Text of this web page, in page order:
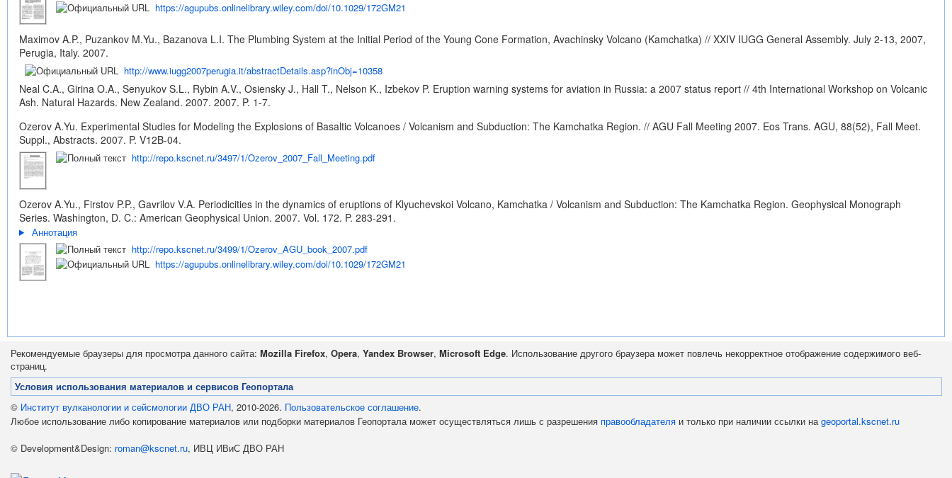
https://agupubs.onlinelibrary.wiley.com/doi/10.1029/172GM21
Maximov A.P., Puzankov M.Yu., Bazanova L.I. The Plumbing System at the Initial Period of the Young Cone Formation, Avachinsky Volcano (Kamchatka) // XXIV IUGG General Assembly. July 2-13, 2007,
Perugia, Italy. 2007.
http://www.iugg2007perugia.it/abstractDetails.asp?inObj=10358
Neal C.A., Girina O.A., Senyukov S.L., Rybin A.V., Osiensky J., Hall T., Nelson K., Izbekov P. Eruption warning systems for aviation in Russia: a 2007 status report // 4th International Workshop on Volcanic
Ash. Natural Hazards. New Zealand. 2007. 2007. P. 1-7.
Ozerov A.Yu. Experimental Studies for Modeling the Explosions of Basaltic Volcanoes / Volcanism and Subduction: The Kamchatka Region. // AGU Fall Meeting 2007. Eos Trans. AGU, 88(52), Fall Meet.
Suppl., Abstracts. 2007. P. V12B-04.
http://repo.kscnet.ru/3497/1/Ozerov_2007_Fall_Meeting.pdf
Ozerov A.Yu., Firstov P.P., Gavrilov V.A. Periodicities in the dynamics of eruptions of Klyuchevskoi Volcano, Kamchatka / Volcanism and Subduction: The Kamchatka Region. Geophysical Monograph
Series. Washington, D. C.: American Geophysical Union. 2007. Vol. 172. P. 283-291.
Аннотация
http://repo.kscnet.ru/3499/1/Ozerov_AGU_book_2007.pdf
https://agupubs.onlinelibrary.wiley.com/doi/10.1029/172GM21
Рекомендуемые браузеры для просмотра данного сайта: Mozilla Firefox, Opera, Yandex Browser, Microsoft Edge. Использование другого браузера может повлечь некорректное отображение содержимого веб-
страниц.
Условия использования материалов и сервисов Геопортала
© Институт вулканологии и сейсмологии ДВО РАН, 2010-2026. Пользовательское соглашение.
Любое использование либо копирование материалов или подборки материалов Геопортала может осуществляться лишь с разрешения правообладателя и только при наличии ссылки наgeoportal.kscnet.ru
© Development&Design: roman@kscnet.ru, ИВЦ ИВиС ДВО РАН